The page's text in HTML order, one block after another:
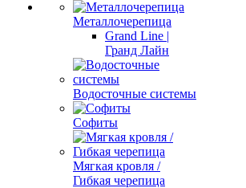
Металлочерепица
Grand Line |
Гранд Лайн
Водосточные системы
Софиты
Мягкая кровля /
Гибкая черепица